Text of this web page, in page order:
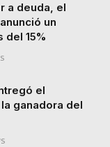
a deuda, el
un
del 15%
el
ganadora del